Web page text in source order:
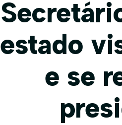
estado
e se